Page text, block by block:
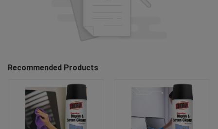
Recommended Products